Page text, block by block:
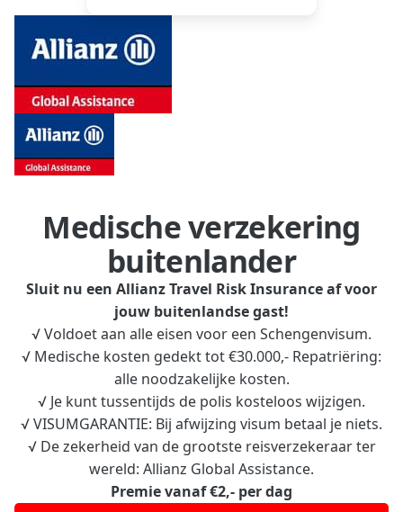
Medische verzekering
buitenlander
Sluit nu een Allianz Travel Risk Insurance af voor
jouw buitenlandse gast!
√ Voldoet aan alle eisen voor een Schengenvisum.
√ Medische kosten gedekt tot €30.000,- Repatriëring:
alle noodzakelijke kosten.
√ Je kunt tussentijds de polis kosteloos wijzigen.
√ VISUMGARANTIE: Bij afwijzing visum betaal je niets.
√ De zekerheid van de grootste reisverzekeraar ter
wereld: Allianz Global Assistance.
Premie vanaf €2,- per dag